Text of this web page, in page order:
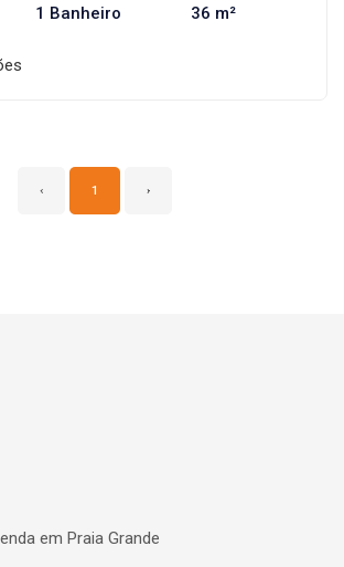
1 Banheiro 36 m²
‹ 1 ›
em Praia Grande